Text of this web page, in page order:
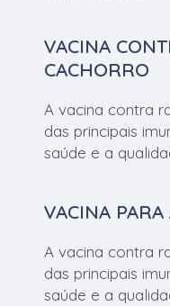
VACINA
CACHORRO
A vacina contra
das principais
saúde e a
VACINA
A vacina contra
das principais
saúde e a